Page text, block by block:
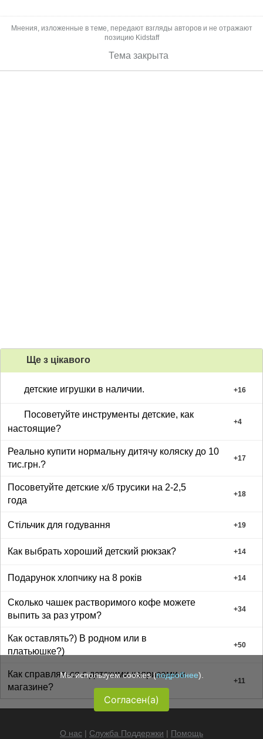
Мнения, изложенные в теме, передают взгляды авторов и не отражают
позицию Kidstaff
Тема закрыта
Ще з цiкавого
детские игрушки в наличии. +16
Посоветуйте инструменты детские, как
настоящие?
+4
Реально купити нормальну дитячу коляску до 10
тис.грн.?
+17
Посоветуйте детские х/б трусики на 2-2,5
года
+18
Стільчик для годування +19
Как выбрать хороший детский рюкзак? +14
Подарунок хлопчику на 8 років +14
Сколько чашек растворимого кофе можете
выпить за раз утром?
+34
Как оставлять?) В родном или в
платьюшке?)
+50
Как справляться с детскими капризами в
магазине?
+11
О нас | Служба Поддержки | Помощь
Мы используем cookies (подробнее).
Согласен(а)